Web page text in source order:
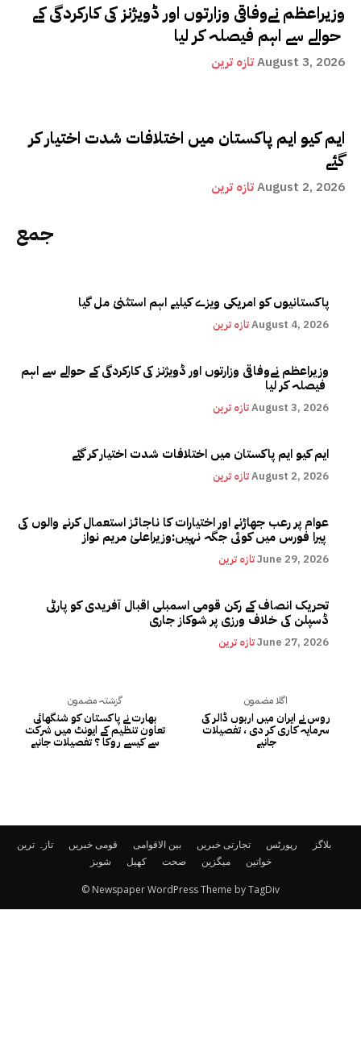
وزیراعظم نےوفاقی وزارتوں اور ڈویژنز کی کارکردگی کے
تازہ ترینAugust 3, 2026
ایم کیو ایم پاکستان میں اختلافات شدت اختیار کر
گئے
تازہ ترینAugust 2, 2026
جمع
پاکستانیوں کو امریکی ویزے کیلیے اہم استثنیٰ مل گیا
تازہ ترینAugust 4, 2026
وزیراعظم نےوفاقی وزارتوں اور ڈویژنز کی کارکردگی کے حوالے سے اہم
تازہ ترینAugust 3, 2026
ایم کیو ایم پاکستان میں اختلافات شدت اختیار کر گئے
تازہ ترینAugust 2, 2026
عوام پر رعب جھاڑنے اور اختیارات کا ناجائز استعمال کرنے والوں کی
تازہ ترینJune 29, 2026
تحریک انصاف کے رکن قومی اسمبلی اقبال آفریدی کو پارٹی
ڈسپلن کی خلاف ورزی پر شوکاز جاری
تازہ ترینJune 27, 2026
گزشتہ مضمون
بھارت نے پاکستان کو شنگھائی
تعاون تنظیم کے ایونٹ میں شرکت
سے کیسے روکا ؟ تفصیلات جانیے
اگلا مضمون
روس نے ایران میں اربوں ڈالر کی
سرمایہ کاری کر دی ، تفصیلات
جانیے
تازہ ترین قومی خبریں بین الاقوامی تجارتی خبریں رپورٹس
بلاگز
شوبز
کھیل صحت میگزین خواتین
© Newspaper WordPress Theme by TagDiv